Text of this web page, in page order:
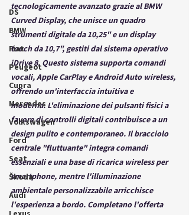
DS
BMW
Fiat
Peugeot
Cupra
Mercedes
Volkswagen
Ford
Seat
Škoda
Audi
tecnologicamente avanzato grazie al BMW
Curved Display, che unisce un quadro
strumenti digitale da 10,25" e un display
touch da 10,7", gestiti dal sistema operativo
iDrive 8. Questo sistema supporta comandi
vocali, Apple CarPlay e Android Auto wireless,
offrendo un'interfaccia intuitiva e
moderna. L'eliminazione dei pulsanti fisici a
favore di controlli digitali contribuisce a un
design pulito e contemporaneo. Il bracciolo
centrale "fluttuante" integra comandi
essenziali e una base di ricarica wireless per
smartphone, mentre l'illuminazione
ambientale personalizzabile arricchisce
l'esperienza a bordo. Completano l'offerta